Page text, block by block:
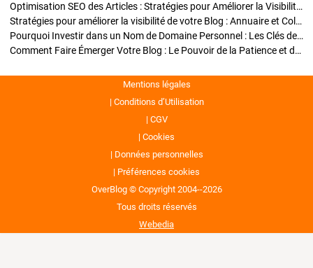
Optimisation SEO des Articles : Stratégies pour Améliorer la Visibilité de Votre Blog
Stratégies pour améliorer la visibilité de votre Blog : Annuaire et Collaborations
Pourquoi Investir dans un Nom de Domaine Personnel : Les Clés de la Réussite de Votre Blog
Comment Faire Émerger Votre Blog : Le Pouvoir de la Patience et de la Persévérance
Mentions légales
Conditions d’Utilisation
CGV
Cookies
Données personnelles
Préférences cookies
OverBlog © Copyright 2004--2026
Tous droits réservés
Webedia